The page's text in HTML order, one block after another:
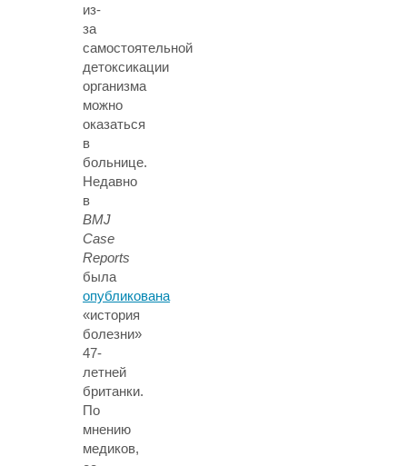
из-
за
самостоятельной
детоксикации
организма
можно
оказаться
в
больнице.
Недавно
в
BMJ
Case
Reports
была
опубликована
«история
болезни»
47-
летней
британки.
По
мнению
медиков,